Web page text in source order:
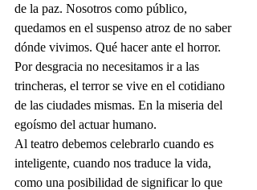
de la paz. Nosotros como público,
quedamos en el suspenso atroz de no saber
dónde vivimos. Qué hacer ante el horror.
Por desgracia no necesitamos ir a las
trincheras, el terror se vive en el cotidiano
de las ciudades mismas. En la miseria del
egoísmo del actuar humano.
Al teatro debemos celebrarlo cuando es
inteligente, cuando nos traduce la vida,
como una posibilidad de significar lo que